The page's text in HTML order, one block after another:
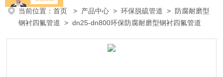
当前位置：首页 > 产品中心 >环保脱硫管道 > 防腐耐磨型
钢衬四氟管道 > dn25-dn800环保防腐耐磨型钢衬四氟管道